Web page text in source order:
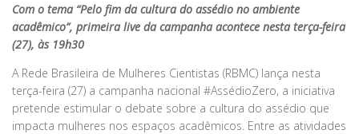
Com o tema “Pelo fim da cultura do assédio no ambiente
acadêmico”, primeira live da campanha acontece nesta terça-feira
(27), às 19h30
A Rede Brasileira de Mulheres Cientistas (RBMC) lança nesta
terça-feira (27) a campanha nacional #AssédioZero, a iniciativa
pretende estimular o debate sobre a cultura do assédio que
impacta mulheres nos espaços acadêmicos. Entre as atividades